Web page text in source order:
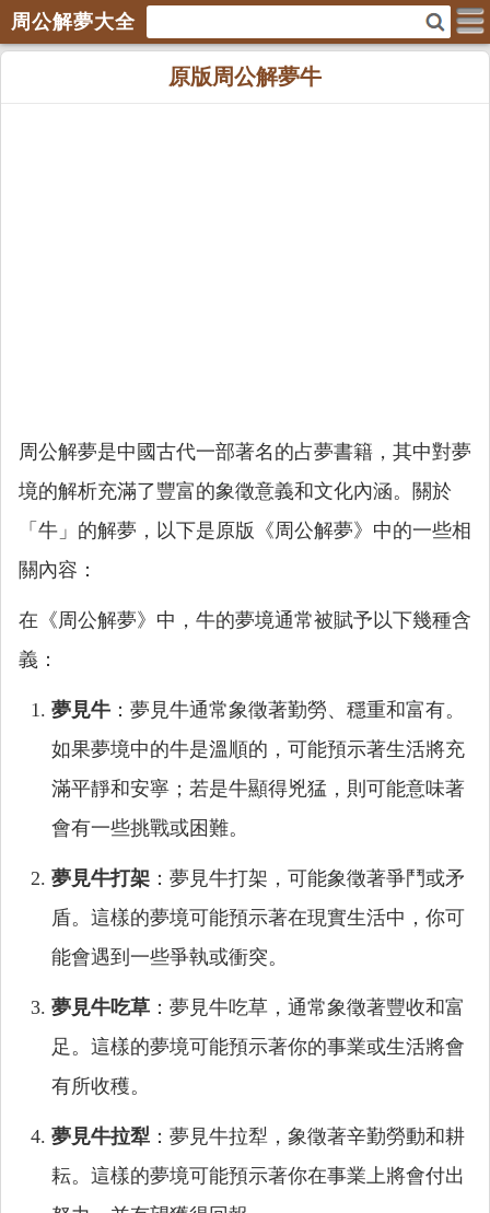
周公解夢大全
原版周公解夢牛
周公解夢是中國古代一部著名的占夢書籍，其中對夢
境的解析充滿了豐富的象徵意義和文化內涵。關於
「牛」的解夢，以下是原版《周公解夢》中的一些相
關內容：
在《周公解夢》中，牛的夢境通常被賦予以下幾種含
義：
夢見牛 ：夢見牛通常象徵著勤勞、穩重和富有。
如果夢境中的牛是溫順的，可能預示著生活將充
滿平靜和安寧；若是牛顯得兇猛，則可能意味著
會有一些挑戰或困難。
夢見牛打架 ：夢見牛打架，可能象徵著爭鬥或矛
盾。這樣的夢境可能預示著在現實生活中，你可
能會遇到一些爭執或衝突。
夢見牛吃草 ：夢見牛吃草，通常象徵著豐收和富
足。這樣的夢境可能預示著你的事業或生活將會
有所收穫。
夢見牛拉犁 ：夢見牛拉犁，象徵著辛勤勞動和耕
耘。這樣的夢境可能預示著你在事業上將會付出